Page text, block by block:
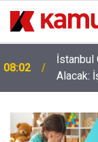
08:02
İstanbul
Alacak:
Başvuru